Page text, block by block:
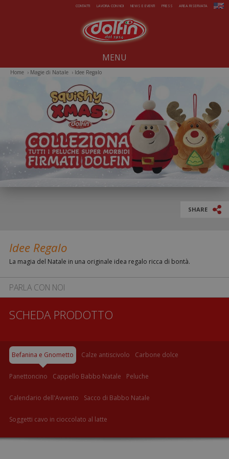
Salta al contenuto principaleCONTATTI LAVORA CON NOI NEWS E EVENTI PRESS AREA RISERVATA
Noi dal 1914
Dolcezze per tutto l'anno
Estate da gelare
Magie di Natale
Pasqua sorprendente
Iniziative Speciali
MENU
Home › Magie di Natale › Idee Regalo
SHARE
Idee Regalo
La magia del Natale in una originale idea regalo ricca di bontà.
PARLA CON NOI
SCHEDA PRODOTTO
Befanina e Gnometto Calze antiscivolo Carbone dolce
Panettoncino Cappello Babbo Natale Peluche
Calendario dell'Avvento Sacco di Babbo Natale
Soggetti cavo in cioccolato al latte